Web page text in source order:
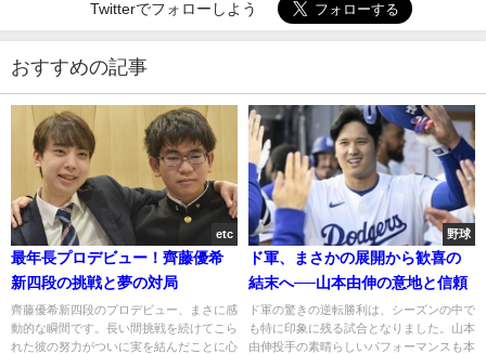
Twitterでフォローしよう
おすすめの記事
etc
最年長プロデビュー！齊藤優希
新四段の挑戦と夢の対局
齊藤優希新四段のプロデビュー、まさに感
動的な瞬間です。長い間挑戦を続けてこら
れた彼の努力がついに実を結んだことに心
野球
ド軍、まさかの展開から歓喜の
結末へ──山本由伸の意地と信頼
ド軍の驚きの逆転勝利は、シーズンの中で
も特に印象に残る試合となりました。山本
由伸投手の素晴らしいパフォーマンスも本